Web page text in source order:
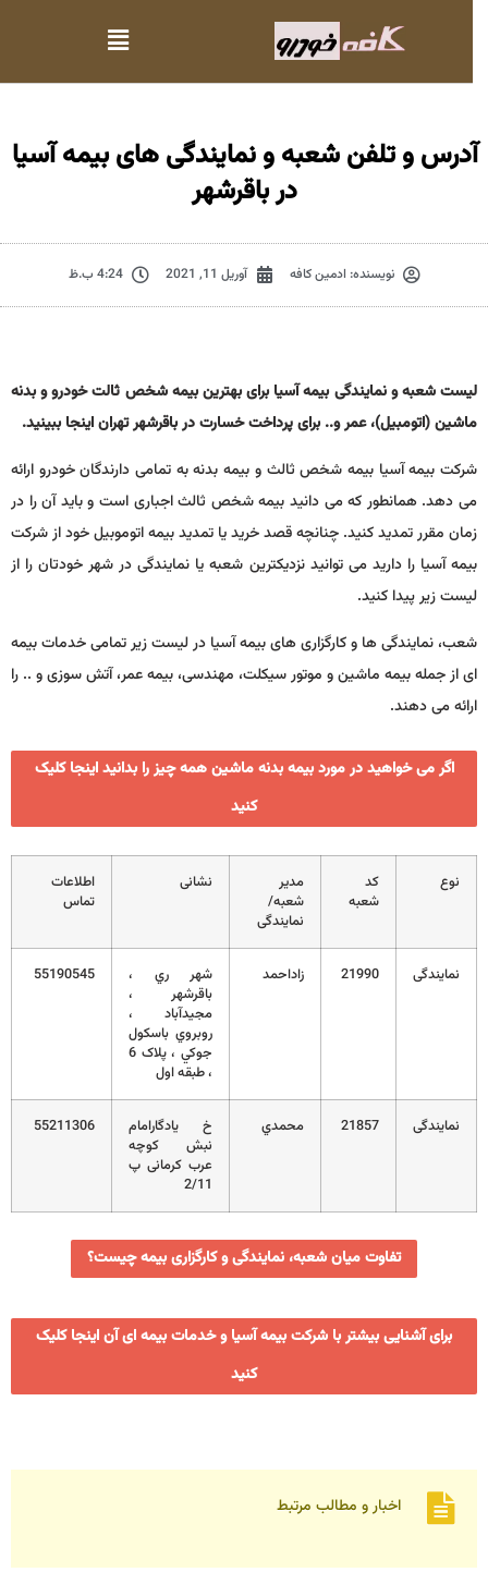
آدرس و تلفن شعبه و نمایندگی های بیمه آسیا
در باقرشهر
نویسنده:ادمین کافه آوریل 11, 2021 4:24 ب.ظ
لیست شعبه و نمایندگی بیمه آسیا برای بهترین بیمه شخص ثالت خودرو و بدنه
ماشین (اتومبیل)، عمر و.. برای پرداخت خسارت در باقرشهر تهران اینجا ببینید.
شرکت بیمه آسیا بیمه شخص ثالث و بیمه بدنه به تمامی دارندگان خودرو ارائه
می دهد. همانطور که می دانید بیمه شخص ثالث اجباری است و باید آن را در
زمان مقرر تمدید کنید. چنانچه قصد خرید یا تمدید بیمه اتوموبیل خود از شرکت
بیمه آسیا را دارید می توانید نزدیکترین شعبه یا نمایندگی در شهر خودتان را از
لیست زیر پیدا کنید.
شعب، نمایندگی ها و کارگزاری های بیمه آسیا در لیست زیر تمامی خدمات بیمه
ای از جمله بیمه ماشین و موتور سیکلت، مهندسی، بیمه عمر، آتش سوزی و .. را
ارائه می دهند.
اگر می خواهید در مورد بیمه بدنه ماشین همه چیز را بدانید اینجا کلیک
کنید
نوع
کد
شعبه
مدیر
شعبه/
نمایندگی
نشانی
اطلاعات
تماس
نمایندگی 21990 زاداحمد
شهر ري ،
باقرشهر ،
مجيدآباد ،
روبروي باسکول
جوکي ، پلاک 6
، طبقه اول
55190545
نمایندگی 21857 محمدي
خ یادگارامام
نبش کوچه
عرب کرمانی پ
2/11
55211306
تفاوت میان شعبه، نمایندگی و کارگزاری بیمه چیست؟
برای آشنایی بیشتر با شرکت بیمه آسیا و خدمات بیمه ای آن اینجا کلیک
کنید
اخبار و مطالب مرتبط